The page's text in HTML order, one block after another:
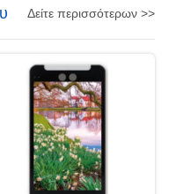
Δείτε περισσότερων >>